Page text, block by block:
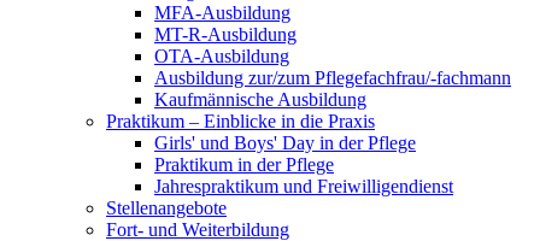
MFA-Ausbildung
MT-R-Ausbildung
OTA-Ausbildung
Ausbildung zur/zum Pflegefachfrau/-fachmann
Kaufmännische Ausbildung
Praktikum – Einblicke in die Praxis
Girls' und Boys' Day in der Pflege
Praktikum in der Pflege
Jahrespraktikum und Freiwilligendienst
Stellenangebote
Fort- und Weiterbildung